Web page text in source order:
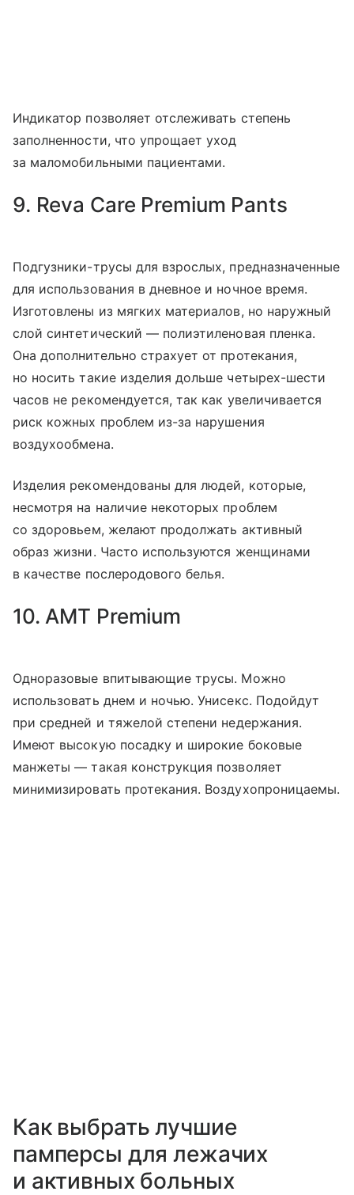
Индикатор позволяет отслеживать степень
заполненности, что упрощает уход
за маломобильными пациентами.
9. Reva Care Premium Pants
Подгузники-трусы для взрослых, предназначенные
для использования в дневное и ночное время.
Изготовлены из мягких материалов, но наружный
слой синтетический — полиэтиленовая пленка.
Она дополнительно страхует от протекания,
но носить такие изделия дольше четырех-шести
часов не рекомендуется, так как увеличивается
риск кожных проблем из-за нарушения
воздухообмена.
Изделия рекомендованы для людей, которые,
несмотря на наличие некоторых проблем
со здоровьем, желают продолжать активный
образ жизни. Часто используются женщинами
в качестве послеродового белья.
10. AMT Premium
Одноразовые впитывающие трусы. Можно
использовать днем и ночью. Унисекс. Подойдут
при средней и тяжелой степени недержания.
Имеют высокую посадку и широкие боковые
манжеты — такая конструкция позволяет
минимизировать протекания. Воздухопроницаемы.
Как выбрать лучшие
памперсы для лежачих
и активных больных